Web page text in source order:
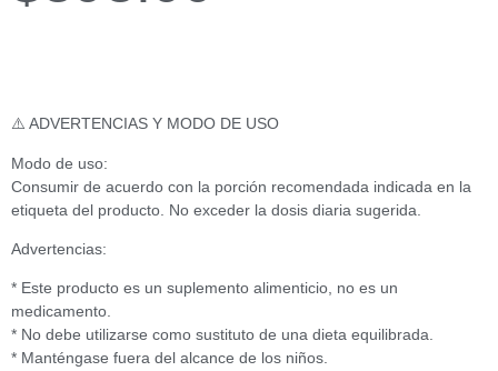
⚠️ ADVERTENCIAS Y MODO DE USO
Modo de uso:
Consumir de acuerdo con la porción recomendada indicada en la
etiqueta del producto. No exceder la dosis diaria sugerida.
Advertencias:
* Este producto es un suplemento alimenticio, no es un
medicamento.
* No debe utilizarse como sustituto de una dieta equilibrada.
* Manténgase fuera del alcance de los niños.